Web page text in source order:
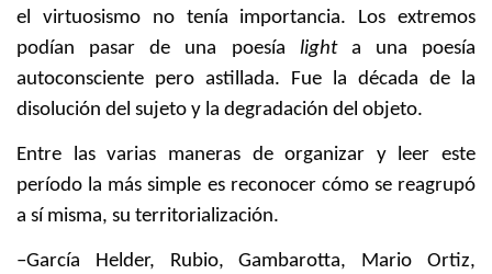
el virtuosismo no tenía importancia. Los extremos
podían pasar de una poesía lighta una poesía
autoconsciente pero astillada. Fue la década de la
disolución del sujeto y la degradación del objeto.
Entre las varias maneras de organizar y leer este
período la más simple es reconocer cómo se reagrupó
a sí misma, su territorialización.
–García Helder, Rubio, Gambarotta, Mario Ortiz,